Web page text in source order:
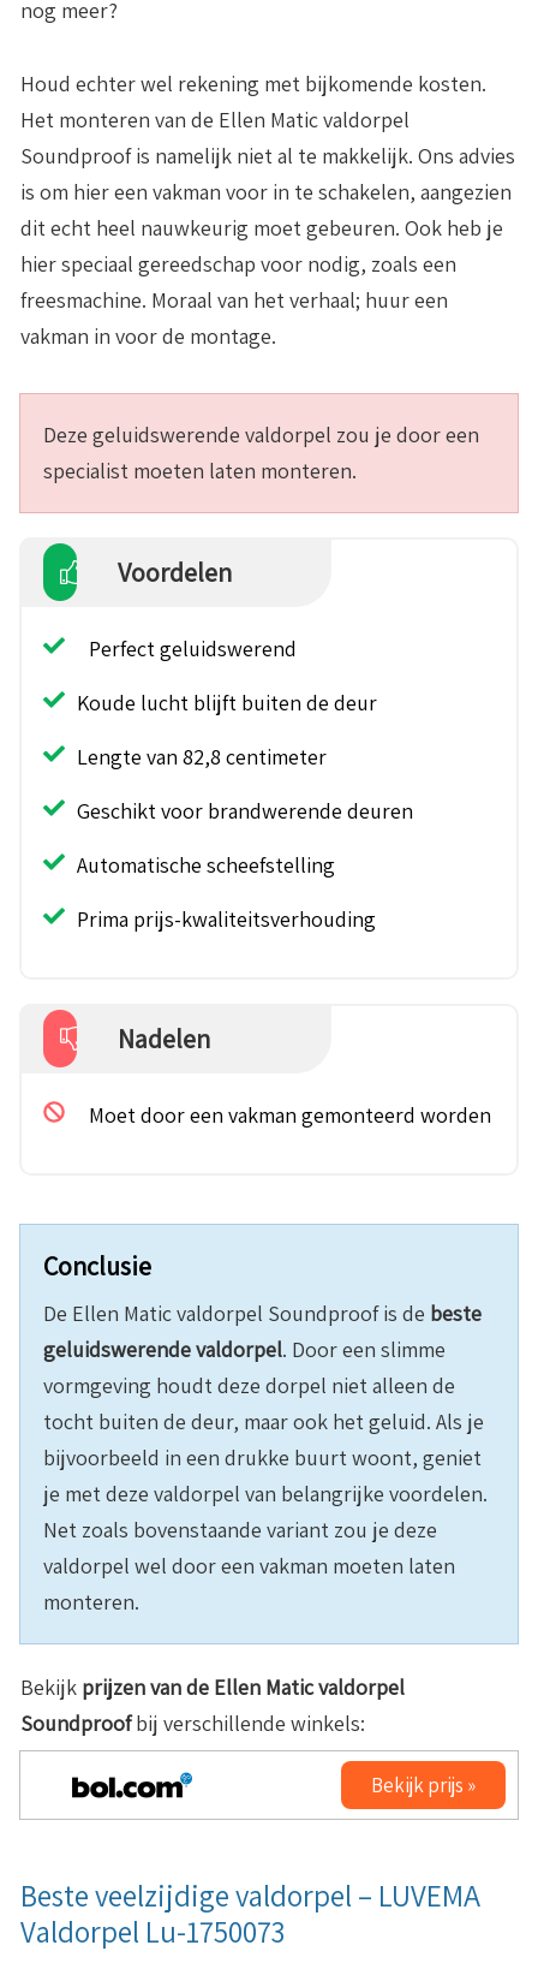
nog meer?
Houd echter wel rekening met bijkomende kosten.
Het monteren van de Ellen Matic valdorpel
Soundproof is namelijk niet al te makkelijk. Ons advies
is om hier een vakman voor in te schakelen, aangezien
dit echt heel nauwkeurig moet gebeuren. Ook heb je
hier speciaal gereedschap voor nodig, zoals een
freesmachine. Moraal van het verhaal; huur een
vakman in voor de montage.
Deze geluidswerende valdorpel zou je door een
specialist moeten laten monteren.
Voordelen
Perfect geluidswerend
Koude lucht blijft buiten de deur
Lengte van 82,8 centimeter
Geschikt voor brandwerende deuren
Automatische scheefstelling
Prima prijs-kwaliteitsverhouding
Nadelen
Moet door een vakman gemonteerd worden
Conclusie
De Ellen Matic valdorpel Soundproof is de beste
geluidswerende valdorpel. Door een slimme
vormgeving houdt deze dorpel niet alleen de
tocht buiten de deur, maar ook het geluid. Als je
bijvoorbeeld in een drukke buurt woont, geniet
je met deze valdorpel van belangrijke voordelen.
Net zoals bovenstaande variant zou je deze
valdorpel wel door een vakman moeten laten
monteren.
Bekijk prijzen van de Ellen Matic valdorpel
Soundproofbij verschillende winkels:
Bekijk prijs »
Beste veelzijdige valdorpel – LUVEMA
Valdorpel Lu-1750073